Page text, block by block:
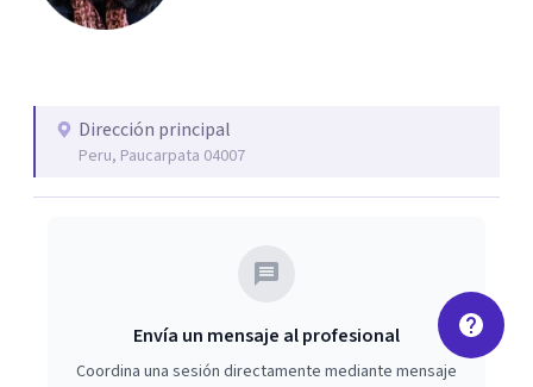
Dirección principal
Peru, Paucarpata 04007
Envía un mensaje al profesional
Coordina una sesión directamente mediante mensaje